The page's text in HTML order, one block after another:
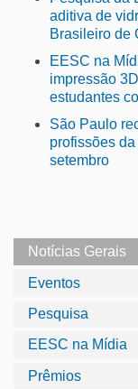
aditiva de
Brasileiro de
EESC na
impressão
estudantes
São Paulo
profissões
setembro
Notícias Gerais
Eventos
Pesquisa
EESC na Mídia
Prêmios